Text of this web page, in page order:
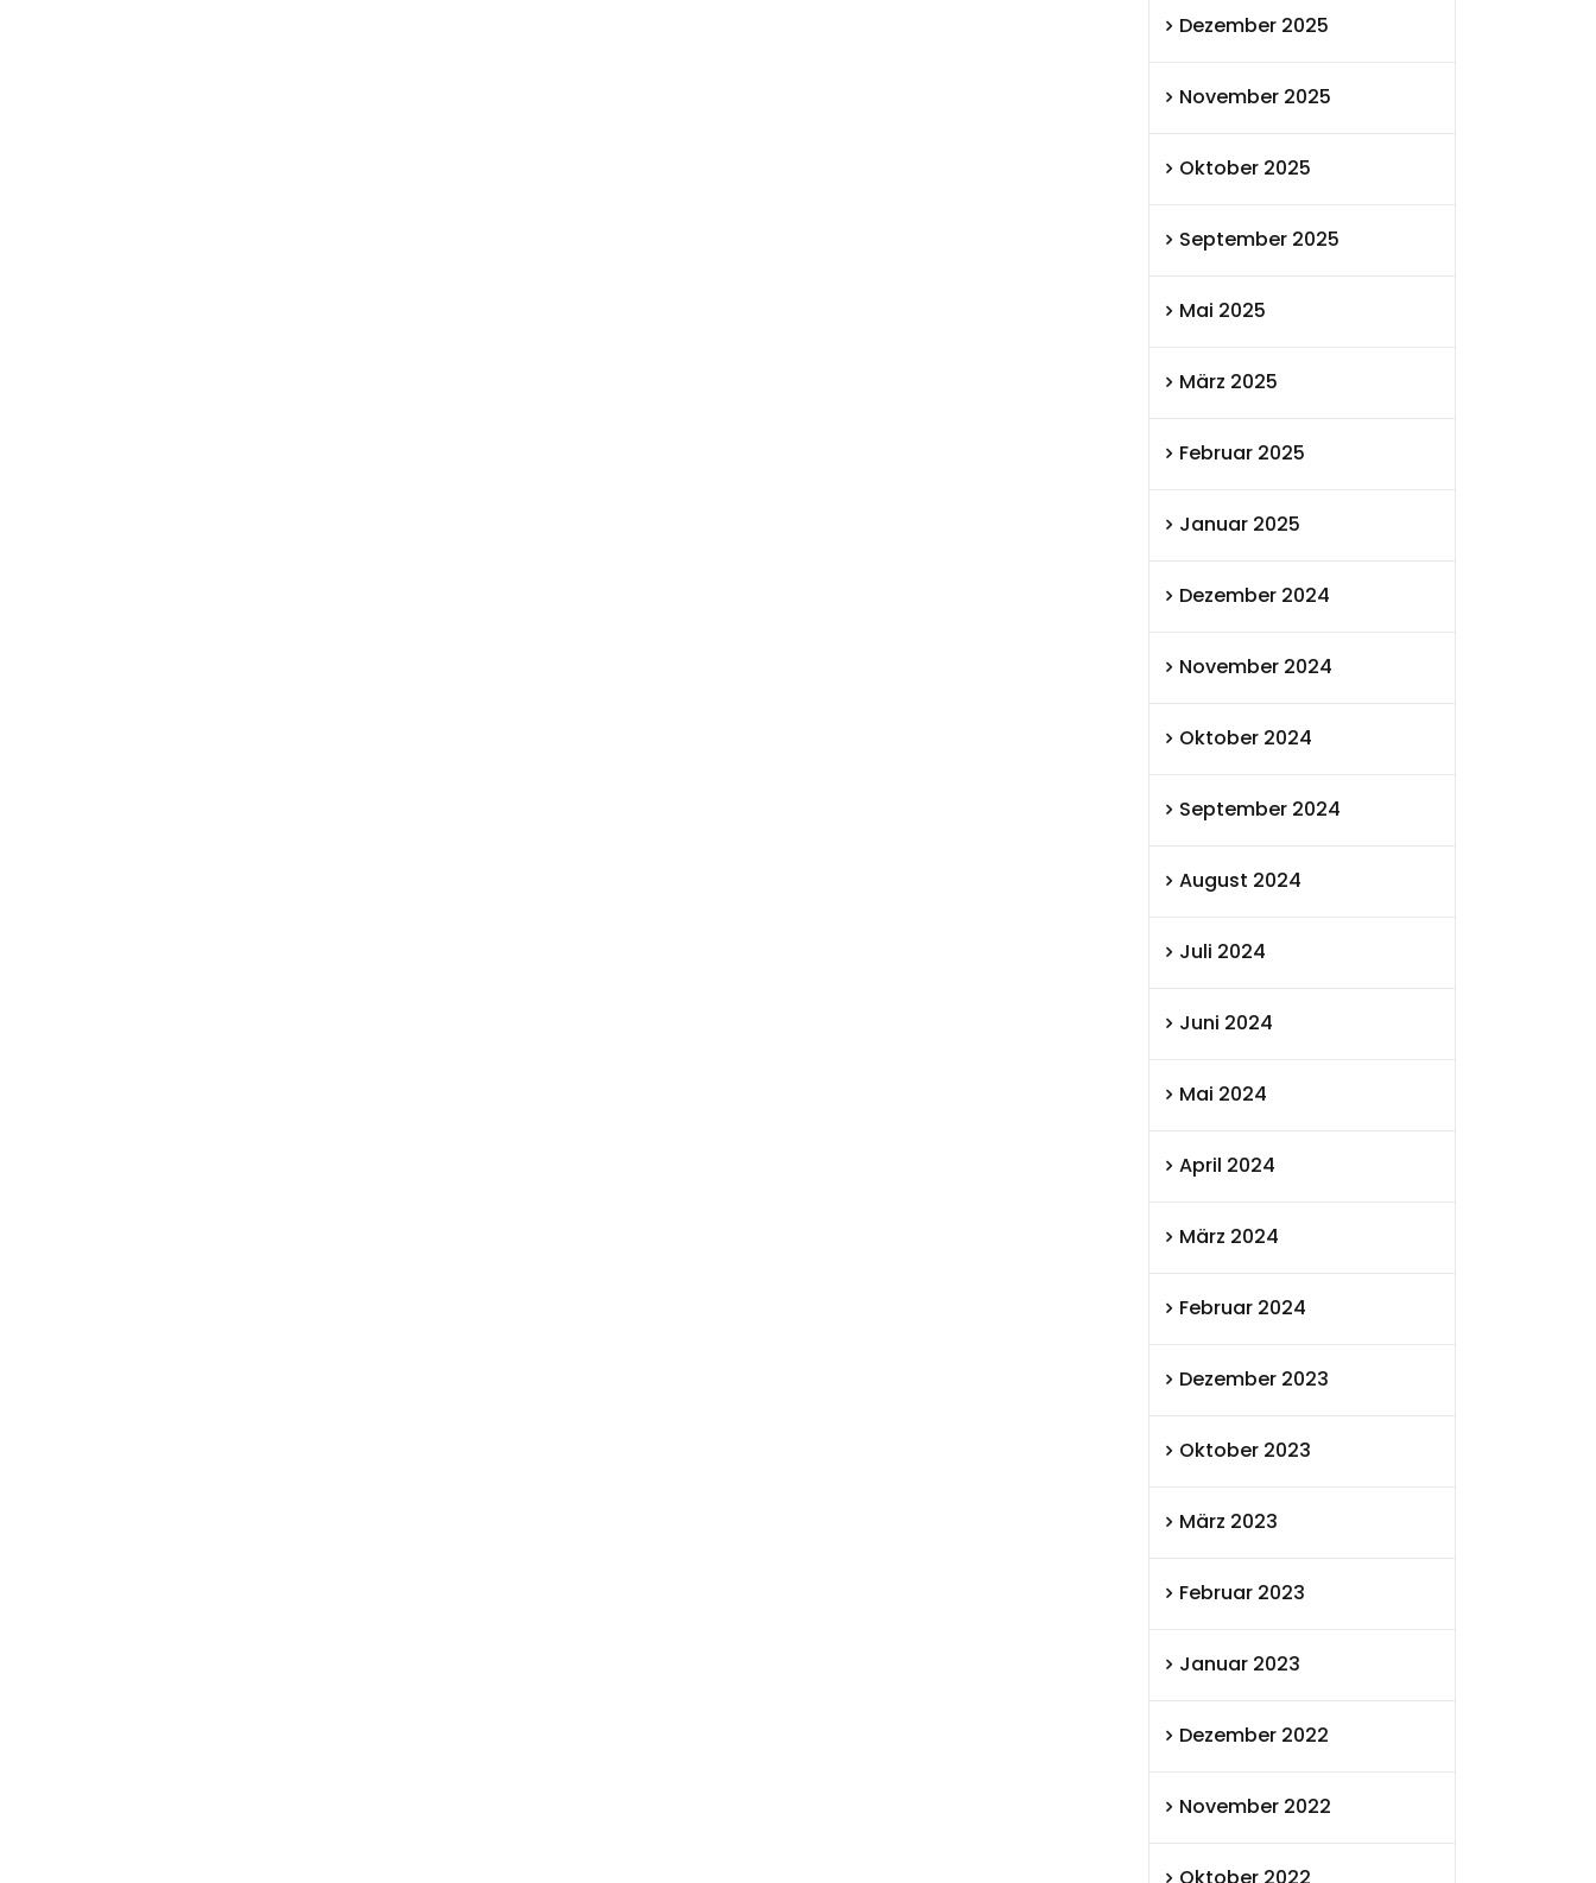
Dezember 2025
November 2025
Oktober 2025
September 2025
Mai 2025
März 2025
Februar 2025
Januar 2025
Dezember 2024
November 2024
Oktober 2024
September 2024
August 2024
Juli 2024
Juni 2024
Mai 2024
April 2024
März 2024
Februar 2024
Dezember 2023
Oktober 2023
März 2023
Februar 2023
Januar 2023
Dezember 2022
November 2022